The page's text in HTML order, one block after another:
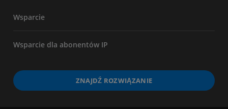
Wsparcie
Wsparcie dla abonentów IP
ZNAJDŹ ROZWIĄZANIE